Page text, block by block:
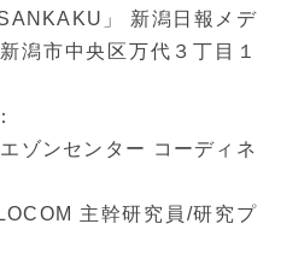
」 新潟日報メデ
潟市中央区万代３丁目１
ゾンセンター コーディネ
主幹研究員/研究プ